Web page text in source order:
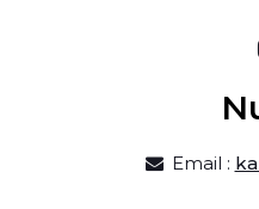
Email :